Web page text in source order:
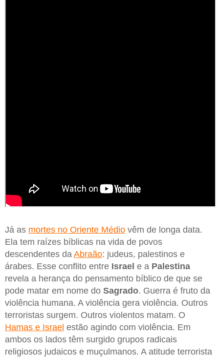
Já as mortes no Oriente Médio vêm de longa data.
Ela tem raízes bíblicas na vida de povos
descendentes da Abraão: judeus, palestinos e
árabes. Esse conflito entre Israel e a Palestina
revela a herança do pensamento bíblico de que se
pode matar em nome do Sagrado. Guerra é fruto da
violência humana. A violência gera violência. Outros
terroristas surgem. Outros violentos matam. O
Hamas e Israel estão agindo com violência. Em
ambos os lados têm surgido grupos radicais
religiosos judaicos e muçulmanos. A atitude terrorista